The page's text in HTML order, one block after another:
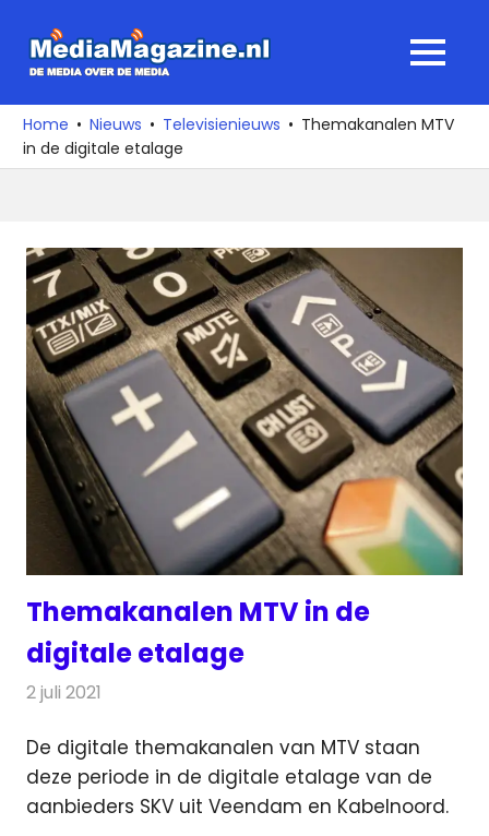
naar
media
over
de
MENU
Home Nieuws Televisienieuws
Themakanalen MTV
in de digitale etalage
Themakanalen MTV in de
digitale etalage
2 juli 2021
De digitale themakanalen van MTV staan
deze periode in de digitale etalage van de
aanbieders SKV uit Veendam en Kabelnoord.